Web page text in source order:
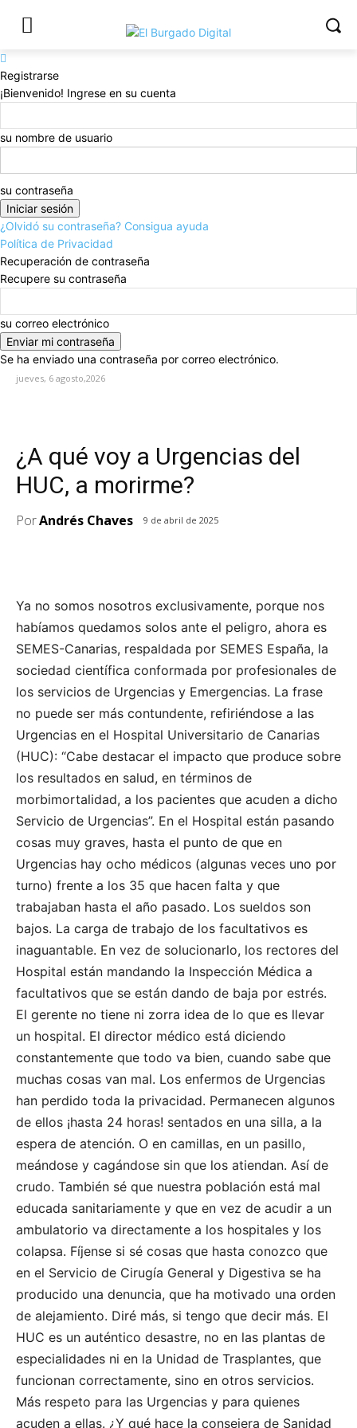
Registrarse
¡Bienvenido! Ingrese en su cuenta
su nombre de usuario
su contraseña
¿Olvidó su contraseña? Consigua ayuda
Política de Privacidad
Recuperación de contraseña
Recupere su contraseña
su correo electrónico
Se ha enviado una contraseña por correo electrónico.
jueves, 6 agosto,2026
¿A qué voy a Urgencias del
HUC, a morirme?
PorAndrés Chaves 9 de abril de 2025
Ya no somos nosotros exclusivamente, porque nos
habíamos quedamos solos ante el peligro, ahora es
SEMES-Canarias, respaldada por SEMES España, la
sociedad científica conformada por profesionales de
los servicios de Urgencias y Emergencias. La frase
no puede ser más contundente, refiriéndose a las
Urgencias en el Hospital Universitario de Canarias
(HUC): “Cabe destacar el impacto que produce sobre
los resultados en salud, en términos de
morbimortalidad, a los pacientes que acuden a dicho
Servicio de Urgencias”. En el Hospital están pasando
cosas muy graves, hasta el punto de que en
Urgencias hay ocho médicos (algunas veces uno por
turno) frente a los 35 que hacen falta y que
trabajaban hasta el año pasado. Los sueldos son
bajos. La carga de trabajo de los facultativos es
inaguantable. En vez de solucionarlo, los rectores del
Hospital están mandando la Inspección Médica a
facultativos que se están dando de baja por estrés.
El gerente no tiene ni zorra idea de lo que es llevar
un hospital. El director médico está diciendo
constantemente que todo va bien, cuando sabe que
muchas cosas van mal. Los enfermos de Urgencias
han perdido toda la privacidad. Permanecen algunos
de ellos ¡hasta 24 horas! sentados en una silla, a la
espera de atención. O en camillas, en un pasillo,
meándose y cagándose sin que los atiendan. Así de
crudo. También sé que nuestra población está mal
educada sanitariamente y que en vez de acudir a un
ambulatorio va directamente a los hospitales y los
colapsa. Fíjense si sé cosas que hasta conozco que
en el Servicio de Cirugía General y Digestiva se ha
producido una denuncia, que ha motivado una orden
de alejamiento. Diré más, si tengo que decir más. El
HUC es un auténtico desastre, no en las plantas de
especialidades ni en la Unidad de Trasplantes, que
funcionan correctamente, sino en otros servicios.
Más respeto para las Urgencias y para quienes
acuden a ellas. ¿Y qué hace la consejera de Sanidad